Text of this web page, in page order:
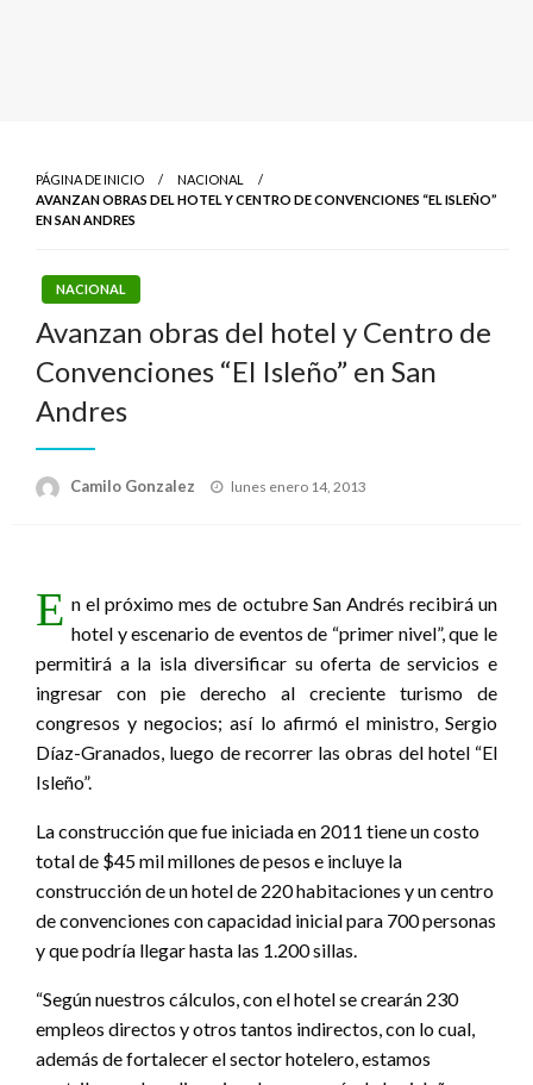
PÁGINA DE INICIO
NACIONAL
AVANZAN OBRAS DEL HOTEL Y CENTRO DE CONVENCIONES “EL ISLEÑO”
EN SAN ANDRES
NACIONAL
Avanzan obras del hotel y Centro de
Convenciones “El Isleño” en San
Andres
Camilo Gonzalez
Publicado
lunes enero 14, 2013
E n el próximo mes de octubre San Andrés recibirá un
hotel y escenario de eventos de “primer nivel”, que le
permitirá a la isla diversificar su oferta de servicios e
ingresar con pie derecho al creciente turismo de
congresos y negocios; así lo afirmó el ministro, Sergio
Díaz-Granados, luego de recorrer las obras del hotel “El
Isleño”.
La construcción que fue iniciada en 2011 tiene un costo
total de $45 mil millones de pesos e incluye la
construcción de un hotel de 220 habitaciones y un centro
de convenciones con capacidad inicial para 700 personas
y que podría llegar hasta las 1.200 sillas.
“Según nuestros cálculos, con el hotel se crearán 230
empleos directos y otros tantos indirectos, con lo cual,
además de fortalecer el sector hotelero, estamos